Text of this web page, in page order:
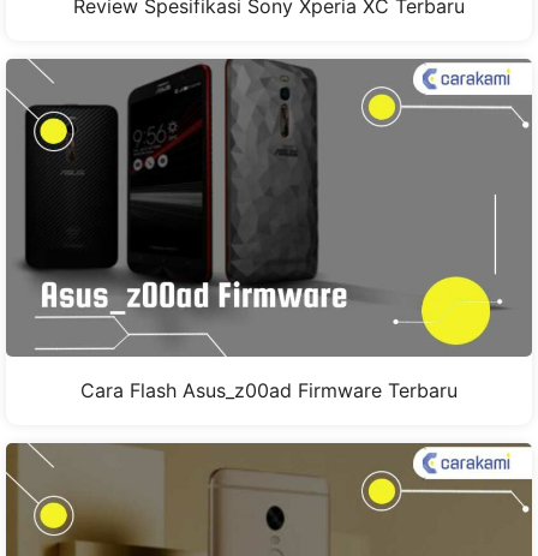
Review Spesifikasi Sony Xperia XC Terbaru
Cara Flash Asus_z00ad Firmware Terbaru